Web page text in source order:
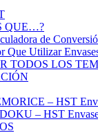
QUE…?
de
Que Utilizar
TODOS LOS
– HST
– HST